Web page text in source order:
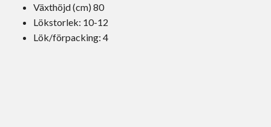
Växthöjd (cm) 80
Lökstorlek: 10-12
Lök/förpacking: 4